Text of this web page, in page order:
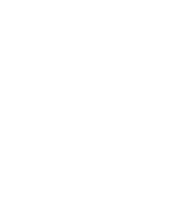
的相关资料：